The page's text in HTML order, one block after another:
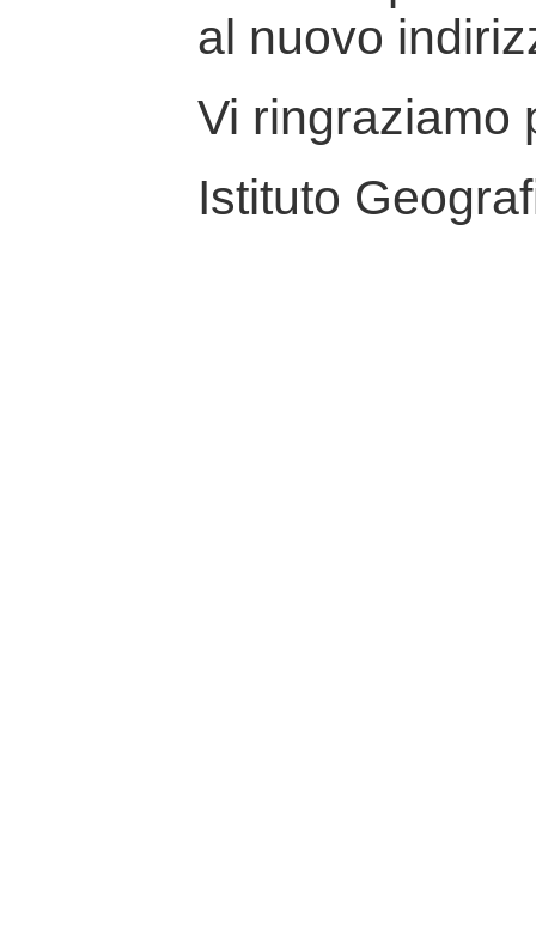
al nuovo
Vi ringraziamo
Istituto